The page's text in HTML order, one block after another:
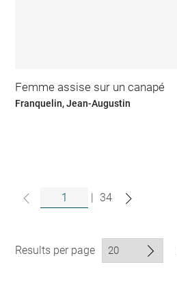
Femme assise sur un canapé
Franquelin, Jean-Augustin
| 34
Results per page